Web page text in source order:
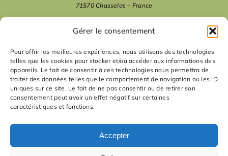
Gérer le consentement
Pour offrir les meilleures expériences, nous utilisons des technologies
telles que les cookies pour stocker et/ou accéder aux informations des
appareils. Le fait de consentir à ces technologies nous permettra de
traiter des données telles que le comportement de navigation ou les ID
uniques sur ce site. Le fait de ne pas consentir ou de retirer son
consentement peut avoir un effet négatif sur certaines
caractéristiques et fonctions.
Accepter
71570 Chasselas – France
mentions légales
nous suivre
nous contacter